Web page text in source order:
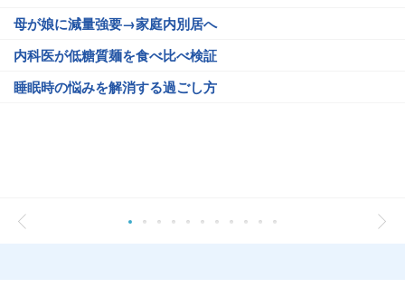
母が娘に減量強要→家庭内別居へ
内科医が低糖質麺を食べ比べ検証
睡眠時の悩みを解消する過ごし方